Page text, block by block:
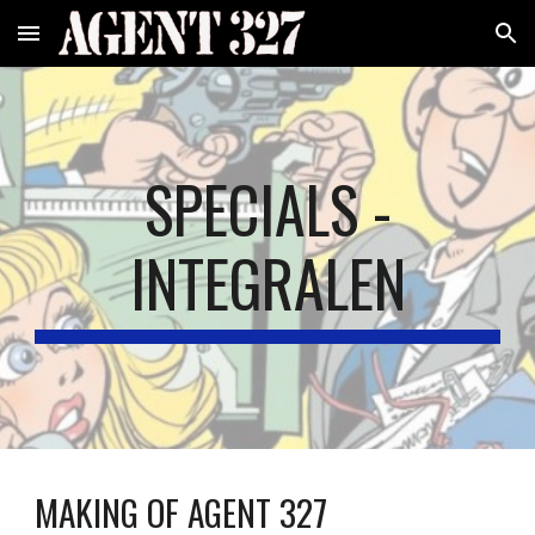
Skip to main content Skip to navigation
SPECIALS -
INTEGRALEN
MAKING OF AGENT 327